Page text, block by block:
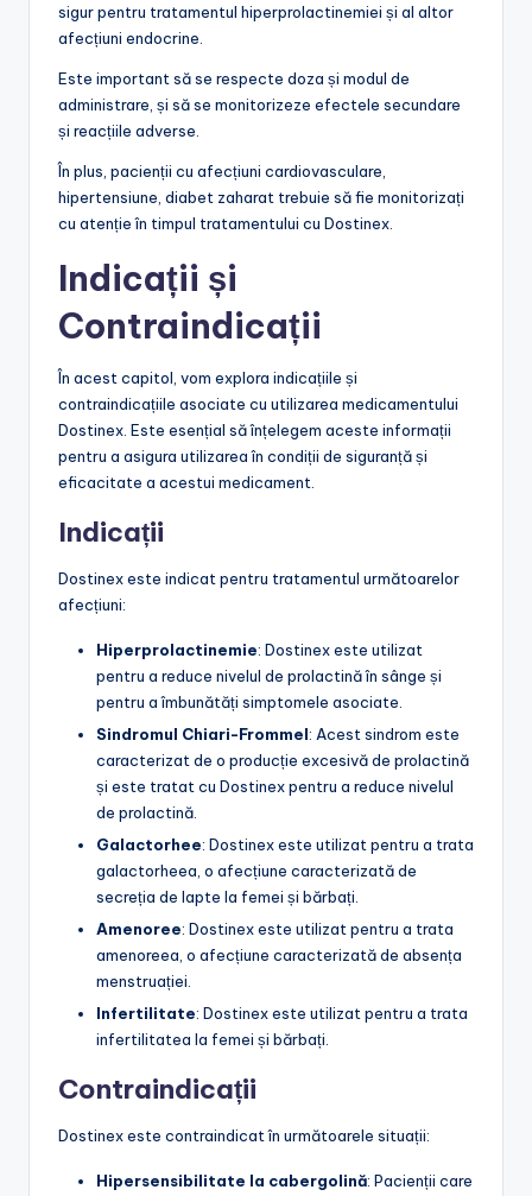
sigur pentru tratamentul hiperprolactinemiei și al altor
afecțiuni endocrine.
Este important să se respecte doza și modul de
administrare, și să se monitorizeze efectele secundare
și reacțiile adverse.
În plus, pacienții cu afecțiuni cardiovasculare,
hipertensiune, diabet zaharat trebuie să fie monitorizați
cu atenție în timpul tratamentului cu Dostinex.
Indicații și
Contraindicații
În acest capitol, vom explora indicațiile și
contraindicațiile asociate cu utilizarea medicamentului
Dostinex. Este esențial să înțelegem aceste informații
pentru a asigura utilizarea în condiții de siguranță și
eficacitate a acestui medicament.
Indicații
Dostinex este indicat pentru tratamentul următoarelor
afecțiuni:
Hiperprolactinemie: Dostinex este utilizat
pentru a reduce nivelul de prolactină în sânge și
pentru a îmbunătăți simptomele asociate.
Sindromul Chiari-Frommel: Acest sindrom este
caracterizat de o producție excesivă de prolactină
și este tratat cu Dostinex pentru a reduce nivelul
de prolactină.
Galactorhee: Dostinex este utilizat pentru a trata
galactorheea, o afecțiune caracterizată de
secreția de lapte la femei și bărbați.
Amenoree: Dostinex este utilizat pentru a trata
amenoreea, o afecțiune caracterizată de absența
menstruației.
Infertilitate: Dostinex este utilizat pentru a trata
infertilitatea la femei și bărbați.
Contraindicații
Dostinex este contraindicat în următoarele situații:
Hipersensibilitate la cabergolină: Pacienții care